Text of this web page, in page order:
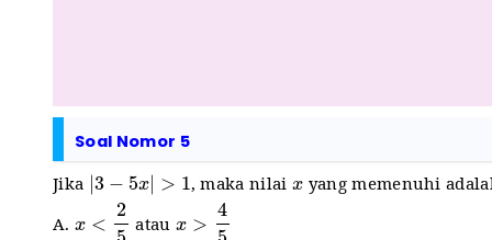
Soal Nomor 5
Jika|3−5x|>1 , maka nilaixyang memenuhi
A. 2 5 atau > 5